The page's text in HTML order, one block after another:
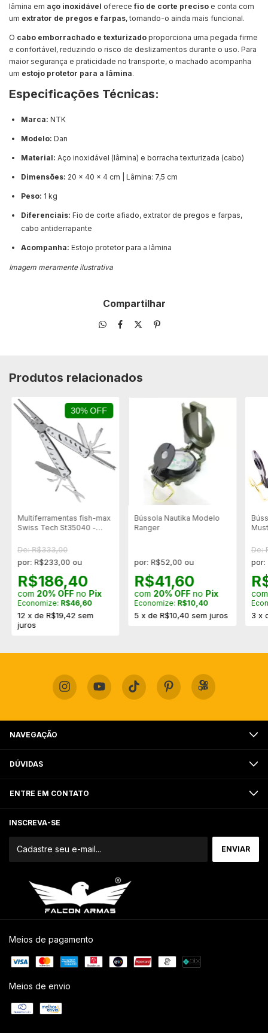
lâmina em aço inoxidável oferecefio de corte preciso e conta com
um extrator de pregos e farpas, tornando-o ainda mais funcional.
O cabo emborrachado e texturizado proporciona uma pegada firme
e confortável, reduzindo o risco de deslizamentos durante o uso. Para
maior segurança e praticidade no transporte, o machado acompanha
um estojo protetor para a lâmina.
Especificações Técnicas:
Marca: NTK
Modelo: Dan
Material: Aço inoxidável (lâmina) e borracha texturizada (cabo)
Dimensões: 20 x 40 x 4 cm | Lâmina: 7,5 cm
Peso: 1 kg
Diferenciais: Fio de corte afiado, extrator de pregos e farpas,
cabo antiderrapante
Acompanha: Estojo protetor para a lâmina
Imagem meramente ilustrativa
Compartilhar
Produtos relacionados
30% OFF
Multiferramentas fish-max
Swiss Tech St35040 -
De: R$333,00
por: R$233,00 ou
R$186,40
com 20% OFFno Pix
Economize: R$46,60
12 x de R$19,42 sem
juros
Bússola Nautika Modelo
Ranger
por: R$52,00 ou
R$41,60
com 20% OFFno Pix
Economize: R$10,40
5 xdeR$10,40 sem juros
De:
por:
3 x
NAVEGAÇÃO
DÚVIDAS
ENTRE EM CONTATO
INSCREVA-SE
Meios de pagamento
Meios de envio